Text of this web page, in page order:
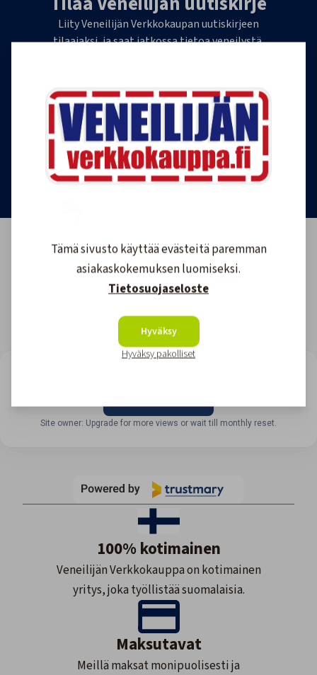
Liity Veneilijän Verkkokaupan uutiskirjeen
tilaajaksi, ja saat jatkossa tietoa veneilystä,
uutiskirjettä kuukaudessa. Voit perua uutiskirjeen
tilauksen milloin tahansa.
Tilaa uutiskirje
Site owner: Upgrade for more views or wait till monthly reset.
100% kotimainen
Veneilijän Verkkokauppa on kotimainen
yritys, joka työllistää suomalaisia.
Maksutavat
Meillä maksat monipuolisesti ja
Tämä sivusto käyttää evästeitä paremman
asiakaskokemuksen luomiseksi.
Tietosuojaseloste
Hyväksy
Hyväksy pakolliset